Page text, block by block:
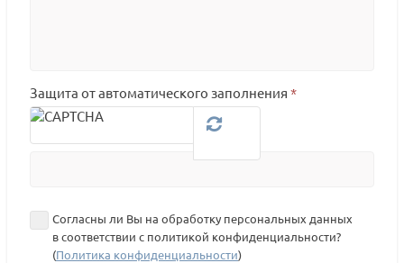
Защита от автоматического заполнения *
Согласны ли Вы на обработку персональных данных
в соответствии с политикой конфиденциальности?
(Политика конфиденциальности)